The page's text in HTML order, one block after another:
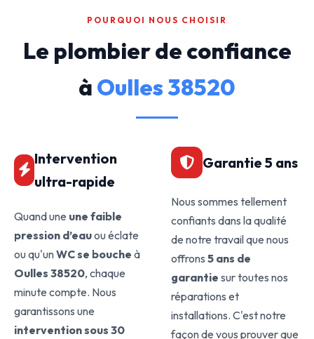
POURQUOI NOUS CHOISIR
Le plombier de confiance
à Oulles 38520
Intervention
ultra-rapide
Quand une une faible
pression d’eauou éclate
ou qu'unWC se bouche à
Oulles 38520, chaque
minute compte. Nous
garantissons une
intervention sous 30
Garantie 5 ans
Nous sommes tellement
confiants dans la qualité
de notre travail que nous
offrons 5 ans de
garantie sur toutes nos
réparations et
installations. C'est notre
façon de vous prouver que